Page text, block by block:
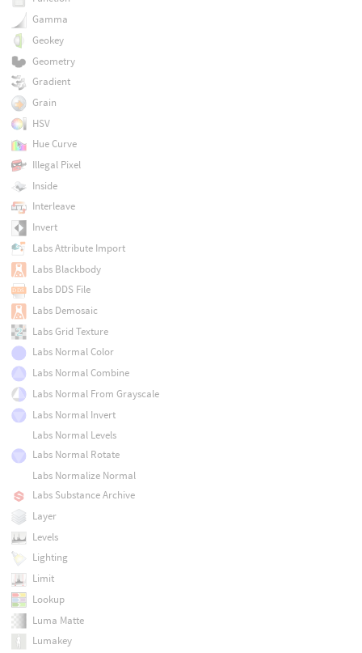
Gamma
Geokey
Geometry
Gradient
Grain
HSV
Hue Curve
Illegal Pixel
Inside
Interleave
Invert
Labs Attribute Import
Labs Blackbody
Labs DDS File
Labs Demosaic
Labs Grid Texture
Labs Normal Color
Labs Normal Combine
Labs Normal From Grayscale
Labs Normal Invert
Labs Normal Levels
Labs Normal Rotate
Labs Normalize Normal
Labs Substance Archive
Layer
Levels
Lighting
Limit
Lookup
Luma Matte
Lumakey